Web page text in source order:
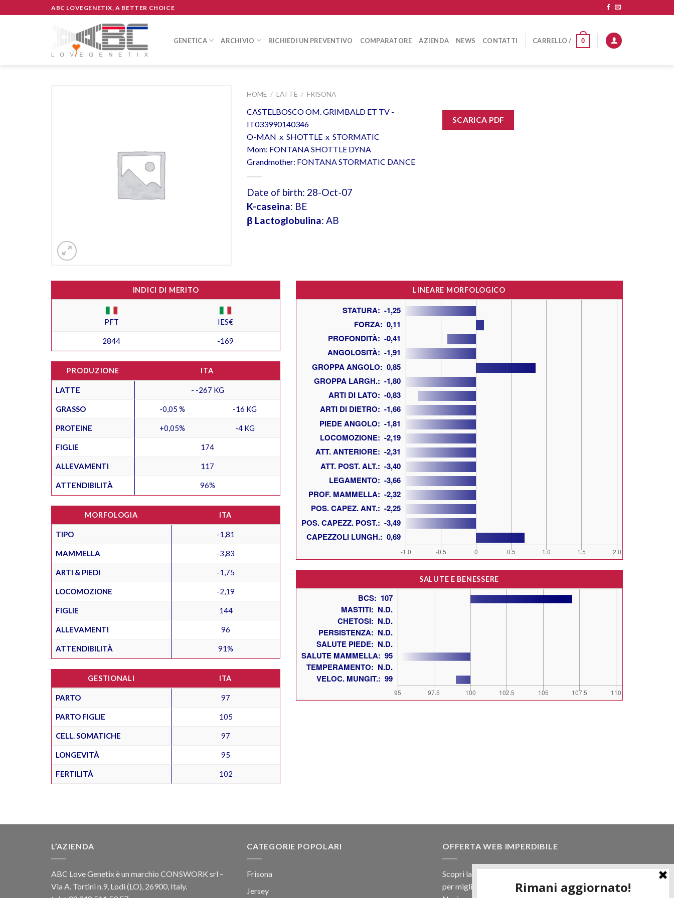
to
ABC LOVEGENETIX, A BETTER CHOICE
GENETICA ARCHIVIO RICHIEDI UN PREVENTIVO COMPARATORE AZIENDA NEWS CONTATTI CARRELLO / 0
HOME / LATTE / FRISONA
CASTELBOSCO OM. GRIMBALD ET TV -
IT033990140346
O-MAN x SHOTTLE x STORMATIC
Mom: FONTANA SHOTTLE DYNA
Grandmother: FONTANA STORMATIC DANCE
Date of birth: 28-Oct-07
K-caseina: BE
β Lactoglobulina: AB
SCARICA PDF
INDICI DI MERITO
PFT IES€
2844 -169
PRODUZIONE ITA
LATTE - -267 KG
GRASSO -0,05 % -16 KG
PROTEINE +0,05% -4 KG
FIGLIE 174
ALLEVAMENTI 117
ATTENDIBILITÀ 96%
MORFOLOGIA ITA
TIPO -1,81
MAMMELLA -3,83
ARTI & PIEDI -1,75
LOCOMOZIONE -2,19
FIGLIE 144
ALLEVAMENTI 96
ATTENDIBILITÀ 91%
GESTIONALI ITA
PARTO 97
PARTO FIGLIE 105
CELL. SOMATICHE 97
LONGEVITÀ 95
FERTILITÀ 102
LINEARE MORFOLOGICO
SALUTE E BENESSERE
L’AZIENDA
ABC Love Genetix è un marchio CONSWORK srl –
Via A. Tortini n.9, Lodi (LO), 26900, Italy.
CATEGORIE POPOLARI
Frisona
Jersey
OFFERTA WEB IMPERDIBILE
Scopri la nostra offerta web! Un prezzo mai visto,
per migliaia di prodotti.